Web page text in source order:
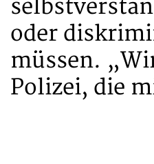
oder
müssen.
Polizei, die